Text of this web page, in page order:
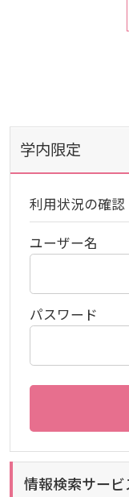
教育の特色
将来像
アドミッション
アドミッシ
生）
アドミッショ
生）
カリキュラム
カリキュラ
カリキュラ
ディプロマ・
ディプロマ
沿革
研究者要覧
学費・入学金等
学生生活支援
動物実験に関
規定・教育課程
別表第1・第
広島国際大学倫
施設案内
東広島・呉キ
施設を動画で
キャンパスの
心理臨床セン
プレスリリース
メディア掲載
ハラスメントに
SDGsについて
入試概要
職の種BOOK
窓口での資料
関連情報
交通アクセス
お問い合わせ
総合リハビリ
健康科学部
薬学部
医療科学研究科
リハビリテーシ
医療福祉学専攻
医療経営学専攻
看護学研究科
看護学専攻
薬学研究科
就職・キャリア
就業力育成プロ
エクステンシ
キャリア支援係
研究連携相談
研究者要覧
公的研究費の責
地域連携
公開講座
子ども向け体験
国際交流
海外研修情報
学外からのつか
看護師・保健師
学生図書委員の
よくある質問
図書館だより『
お知らせ
2026年
2025年
2023年
学内限定
利用状況の確認
ユーザー名
パスワード
情報検索サービ